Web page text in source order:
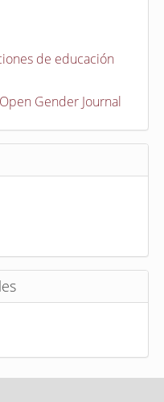
de educación
Gender Journal